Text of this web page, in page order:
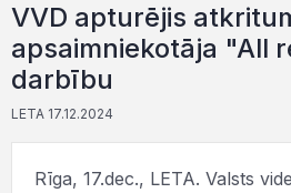
VVD apturējis
apsaimniekotāja "All
darbību
LETA 17.12.2024
Rīga, 17.dec., LETA. Valsts